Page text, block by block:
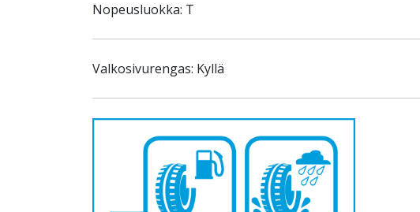
Nopeusluokka: T
Valkosivurengas: Kyllä